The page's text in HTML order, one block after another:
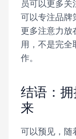
员可以更多
可以专注品牌
更多注意力放
用，不是完全
作。
结语：
来
可以预见，随